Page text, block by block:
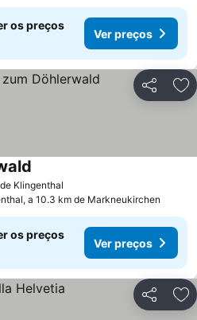
os preços
Ver preços
Partilhar
Klingenthal
a 10.3 km de Markneukirchen
os preços
Ver preços
Partilhar